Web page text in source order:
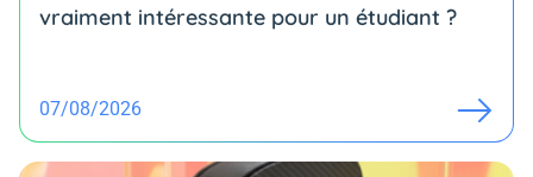
vraiment intéressante pour un étudiant ?
07/08/2026